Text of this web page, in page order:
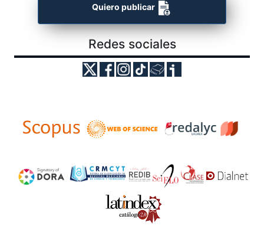
Quiero publicar
Redes sociales